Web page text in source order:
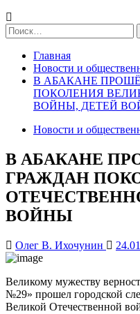
Найти:
Главная
Новости и
В АБАКАНЕ
ПОКОЛЕНИЯ
ВОЙНЫ, ДЕТЕЙ
Новости и
В АБАКАНЕ
ГРАЖДАН
ВОЙНЫ
Олег В. Ихочунин
Великому мужеству
№29» прошел городской
Великой Отечественной